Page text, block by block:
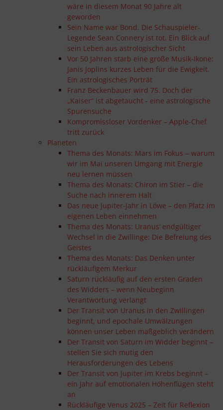
wäre in diesem Monat 90 Jahre alt
geworden
Sein Name war Bond. Die Schauspieler-
Legende Sean Connery ist tot. Ein Blick auf
sein Leben aus astrologischer Sicht
Vor 50 Jahren starb eine große Musik-Ikone:
Janis Joplins kurzes Leben für die Ewigkeit.
Ein astrologisches Porträt
Franz Beckenbauer wird 75. Doch der
„Kaiser“ ist abgetaucht - eine astrologische
Spurensuche
Kompromissloser Vordenker – Apple-Chef
tritt zurück
Planeten
Thema des Monats: Mars im Fokus ‒ warum
wir im Mai unseren Umgang mit Energie
neu lernen müssen
Thema des Monats: Chiron im Stier – die
Suche nach innerem Halt
Das neue Jupiter-Jahr in Löwe – den Platz im
eigenen Leben einnehmen
Thema des Monats: Uranus‘ endgültiger
Wechsel in die Zwillinge: Die Befreiung des
Geistes
Thema des Monats: Das Denken unter
rückläufigem Merkur
Saturn rückläufig auf den ersten Graden
des Widders – wenn Neubeginn
Verantwortung verlangt
Der Transit von Uranus in den Zwillingen
beginnt, und epochale Umwälzungen
können unser Leben maßgeblich verändern
Der Transit von Saturn im Widder beginnt –
stellen Sie sich mutig den
Herausforderungen des Lebens
Der Transit von Jupiter im Krebs beginnt –
ein Jahr auf emotionalen Höhenflügen steht
an
Rückläufige Venus 2025 – Zeit für Reflexion